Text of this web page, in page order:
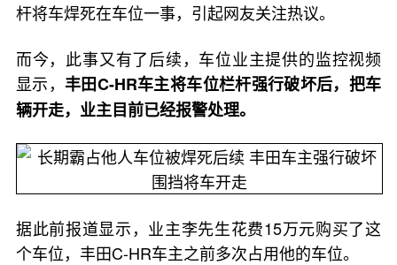
杆将车焊死在车位一事，引起网友关注热议。
而今，此事又有了后续，车位业主提供的监控视频
显示， 丰田C-HR车主将车位栏杆强行破坏后，把车
辆开走，业主目前已经报警处理。
据此前报道显示，业主李先生花费15万元购买了这
个车位，丰田C-HR车主之前多次占用他的车位。